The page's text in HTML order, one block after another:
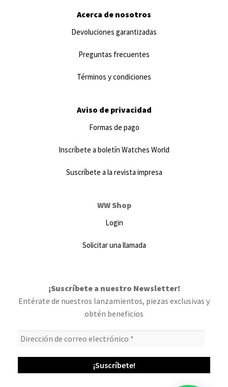
Acerca de nosotros
Devoluciones garantizadas
Preguntas frecuentes
Términos y condiciones
Aviso de privacidad
Formas de pago
Inscríbete a boletín Watches World
Suscríbete a la revista impresa
WW Shop
Login
Solicitar una llamada
¡Suscríbete a nuestro Newsletter!
Entérate de nuestros lanzamientos, piezas exclusivas y
obtén beneficios